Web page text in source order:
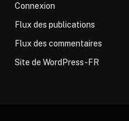
Connexion
Flux des publications
Flux des commentaires
Site de WordPress-FR